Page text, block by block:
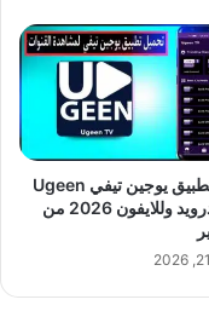
تحميل تطبيق يوجين تيفي Ugeen
TV للاندرويد وللايفون 2026 من